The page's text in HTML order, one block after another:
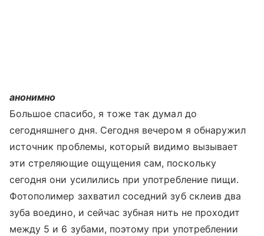
анонимно
Большое спасибо, я тоже так думал до
сегодняшнего дня. Сегодня вечером я обнаружил
источник проблемы, который видимо вызывает
эти стреляющие ощущения сам, поскольку
сегодня они усилились при употребление пищи.
Фотополимер захватил соседний зуб склеив два
зуба воедино, и сейчас зубная нить не проходит
между 5 и 6 зубами, поэтому при употреблении